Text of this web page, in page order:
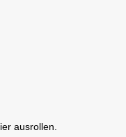
ausrollen.